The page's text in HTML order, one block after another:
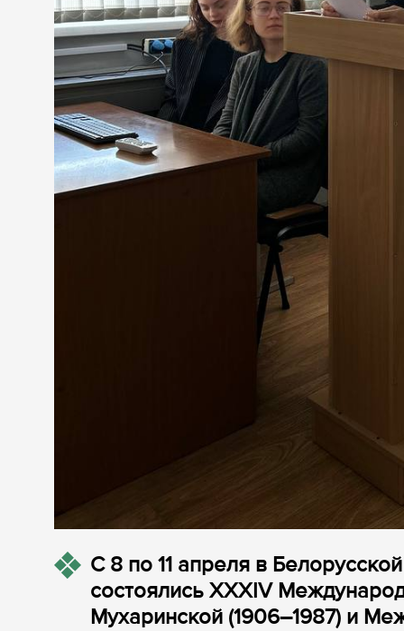
С 8 по 11 апреля в
состоялись XXXIV
Мухаринской (1906–1987) и